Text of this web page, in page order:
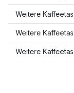
Weitere
Weitere
Weitere